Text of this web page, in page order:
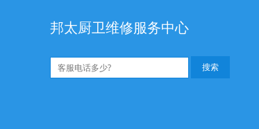
邦太厨卫维修服务中心